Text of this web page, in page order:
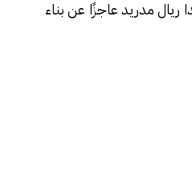
ريال مدريد عاجزًا عن بناء